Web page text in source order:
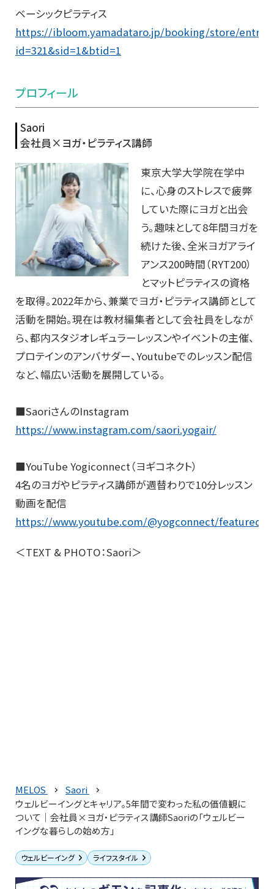
ベーシックピラティス
https://ibloom.yamadataro.jp/booking/store/entry?
id=321&sid=1&btid=1
プロフィール
Saori
会社員×ヨガ・ピラティス講師
東京大学大学院在学中
に、心身のストレスで疲弊
していた際にヨガと出会
う。趣味として8年間ヨガを
続けた後、全米ヨガアライ
アンス200時間（RYT200）
とマットピラティスの資格
を取得。2022年から、兼業でヨガ・ピラティス講師として
活動を開始。現在は教材編集者として会社員をしなが
ら、都内スタジオレギュラーレッスンやイベントの主催、
プロテインのアンバサダー、Youtubeでのレッスン配信
など、幅広い活動を展開している。
■SaoriさんのInstagram
https://www.instagram.com/saori.yogair/
■YouTube Yogiconnect（ヨギコネクト）
4名のヨガやピラティス講師が週替わりで10分レッスン
動画を配信
https://www.youtube.com/@yogconnect/featured
＜TEXT & PHOTO：Saori＞
MELOS
Saori
ウェルビーイングとキャリア。5年間で変わった私の価値観に
ついて｜会社員×ヨガ・ピラティス講師Saoriの「ウェルビー
イングな暮らしの始め方」
ウェルビーイング ライフスタイル